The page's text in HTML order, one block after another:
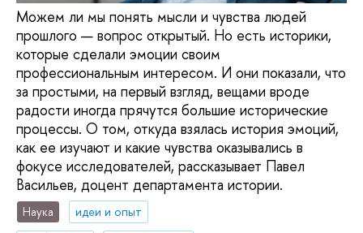
Можем ли мы понять мысли и чувства людей
прошлого — вопрос открытый. Но есть историки,
которые сделали эмоции своим
профессиональным интересом. И они показали, что
за простыми, на первый взгляд, вещами вроде
радости иногда прячутся большие исторические
процессы. О том, откуда взялась история эмоций,
как ее изучают и какие чувства оказывались в
фокусе исследователей, рассказывает Павел
Васильев, доцент департамента истории.
Наука
идеи и опыт